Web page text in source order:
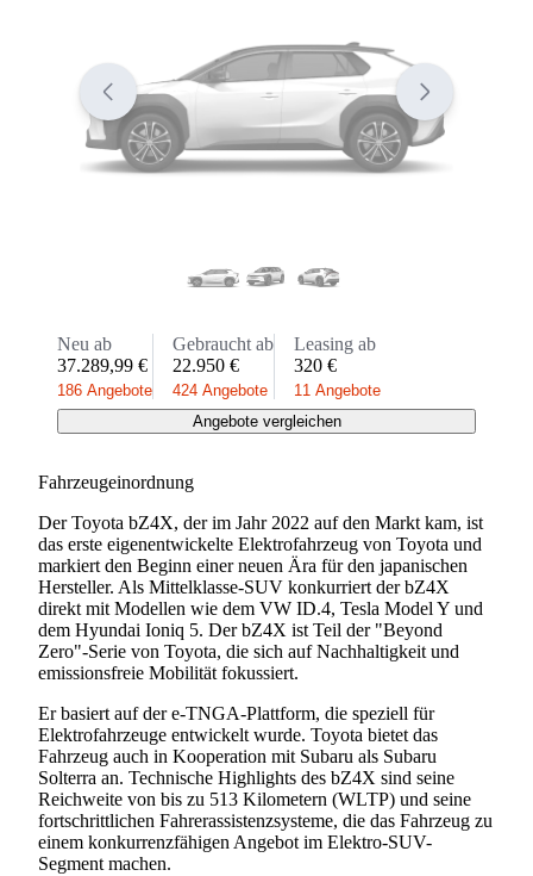
Neu ab
37.289,99 €
186 Angebote
Gebraucht ab
22.950 €
424 Angebote
Leasing ab
320 €
11 Angebote
Angebote vergleichen
Fahrzeugeinordnung
Der Toyota bZ4X, der im Jahr 2022 auf den Markt kam, ist
das erste eigenentwickelte Elektrofahrzeug von Toyota und
markiert den Beginn einer neuen Ära für den japanischen
Hersteller. Als Mittelklasse-SUV konkurriert der bZ4X
direkt mit Modellen wie dem VW ID.4, Tesla Model Y und
dem Hyundai Ioniq 5. Der bZ4X ist Teil der "Beyond
Zero"-Serie von Toyota, die sich auf Nachhaltigkeit und
emissionsfreie Mobilität fokussiert.
Er basiert auf der e-TNGA-Plattform, die speziell für
Elektrofahrzeuge entwickelt wurde. Toyota bietet das
Fahrzeug auch in Kooperation mit Subaru als Subaru
Solterra an. Technische Highlights des bZ4X sind seine
Reichweite von bis zu 513 Kilometern (WLTP) und seine
fortschrittlichen Fahrerassistenzsysteme, die das Fahrzeug zu
einem konkurrenzfähigen Angebot im Elektro-SUV-
Segment machen.